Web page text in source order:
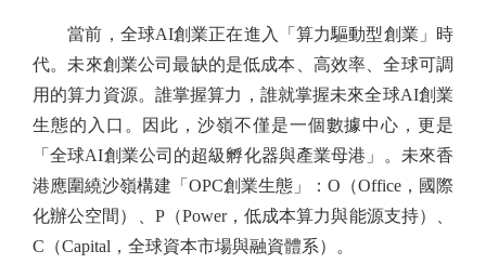
當前，全球AI創業正在進入「算力驅動型創業」時
代。未來創業公司最缺的是低成本、高效率、全球可調
用的算力資源。誰掌握算力，誰就掌握未來全球AI創業
生態的入口。因此，沙嶺不僅是一個數據中心，更是
「全球AI創業公司的超級孵化器與產業母港」。未來香
港應圍繞沙嶺構建「OPC創業生態」：O（Office，國際
化辦公空間）、P（Power，低成本算力與能源支持）、
C（Capital，全球資本市場與融資體系）。